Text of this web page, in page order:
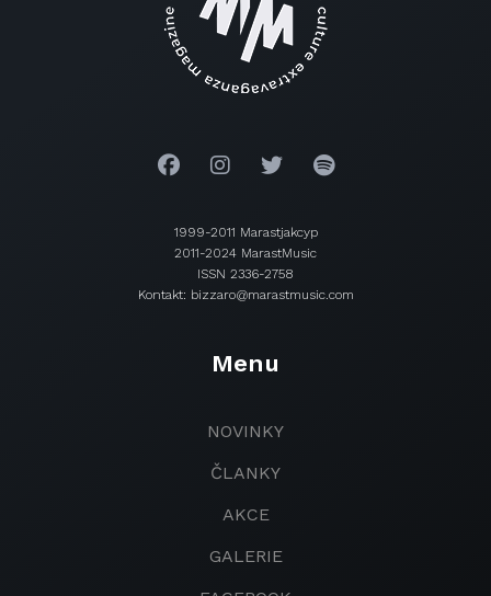
1999-2011 Marastjakcyp
2011-2024 MarastMusic
ISSN 2336-2758
Kontakt: bizzaro@marastmusic.com
Menu
NOVINKY
ČLANKY
AKCE
GALERIE